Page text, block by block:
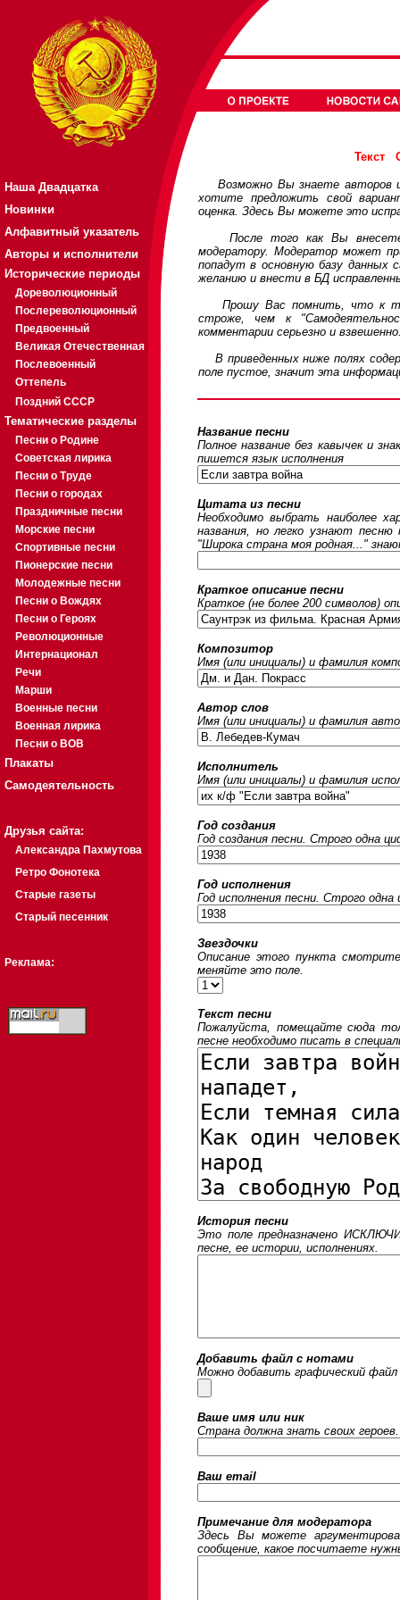
Наша Двадцатка
Новинки
Алфавитный указатель
Авторы и исполнители
Исторические периоды
Дореволюционный
Послереволюционный
Предвоенный
Великая Отечественная
Послевоенный
Оттепель
Поздний СССР
Тематические разделы
Песни о Родине
Советская лирика
Песни о Труде
Песни о городах
Праздничные песни
Морские песни
Спортивные песни
Пионерские песни
Молодежные песни
Песни о Вождях
Песни о Героях
Революционные
Интернационал
Речи
Марши
Военные песни
Военная лирика
Песни о ВОВ
Плакаты
Самодеятельность
Друзья сайта:
Александра Пахмутова
Ретро Фонотека
Старые газеты
Старый песенник
Реклама:
Текст
Возможно Вы знаете авторов
хотите предложить свой
оценка. Здесь Вы можете это
После того как Вы внесете
модератору. Модератор может
попадут в основную базу
желанию и внести в БД
Прошу Вас помнить, что к
строже, чем к
комментарии серьезно и
В приведенных ниже полях
поле пустое, значит эта
Название песни
Полное название без кавычек и
пишется язык исполнения
Цитата из песни
Необходимо выбрать наиболее
названия, но легко узнают
"Широка страна моя родная..."
Краткое описание песни
Краткое (не более 200 символов)
Композитор
Имя (или инициалы) и фамилия
Автор слов
Имя (или инициалы) и фамилия
Исполнитель
Имя (или инициалы) и фамилия
Год создания
Год создания песни. Строго одна
Год исполнения
Год исполнения песни. Строго
Звездочки
Описание этого пункта
меняйте это поле.
Текст песни
Пожалуйста, помещайте сюда
песне необходимо писать в
История песни
Это поле предназначено
песне, ее истории, исполнениях.
Добавить файл с нотами
Можно добавить графический
Ваше имя или ник
Страна должна знать своих
Ваш email
Примечание для модератора
Здесь Вы можете
сообщение, какое посчитаете